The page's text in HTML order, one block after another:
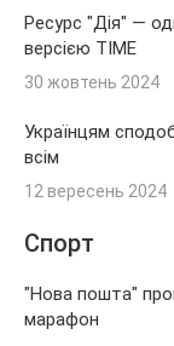
Ресурс "Дія" —
версією TIME
30 жовтень 2024
Українцям
всім
12 вересень 2024
Спорт
"Нова пошта"
марафон